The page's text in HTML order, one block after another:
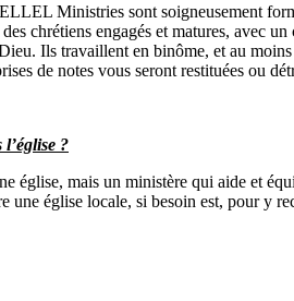
Ministries sont soigneusement
chrétiens engagés et matures, avec
Ils travaillent en binôme, et au
de notes vous seront restituées ou
?
église, mais un ministère qui aide et
une église locale, si besoin est, pour y